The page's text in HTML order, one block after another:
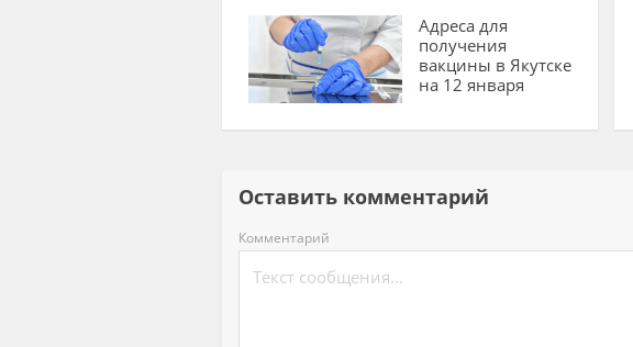
Адреса для
получения
вакцины в Якутске
на 12 января
Оставить комментарий
Комментарий